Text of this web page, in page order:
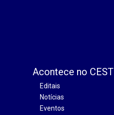
Acontece no CEST
Editais
Notícias
Eventos